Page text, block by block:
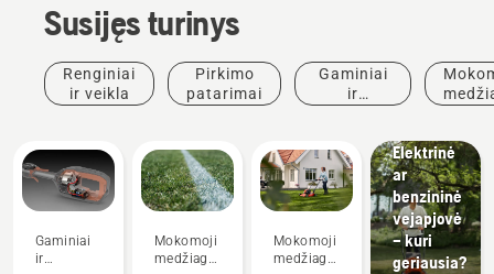
Susijęs turinys
Renginiai
ir veikla
Pirkimo
patarimai
Gaminiai
ir
Gaminiai
ir
Mokomoji
medžiaga
Mokomoji
medžiaga
Elektrinė
ar
benzininė
vejapjovė
– kuri
geriausia?